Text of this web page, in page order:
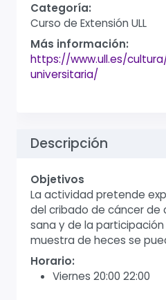
Categoría:
Curso de Extensión ULL
Más información:
https://www.ull.es/
universitaria/
Descripción
Objetivos
La actividad pretende
del cribado de cáncer de
sana y de la
muestra de heces se
Horario:
Viernes 20:00 22:00